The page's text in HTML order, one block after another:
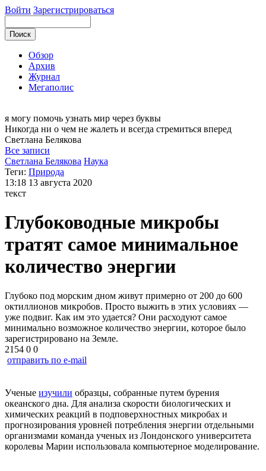
Войти Зарегистрироваться
Обзор
Архив
Журнал
Мегаполис
я могу помочь узнать мир через буквы
Никогда ни о чем не жалеть и всегда стремиться вперед
Светлана Белякова
Все записи
Светлана Белякова Наука
Теги: Природа
13:18 13 августа 2020
текст
Глубоководные микробы
тратят самое минимальное
количество энергии
Глубоко под морским дном живут примерно от 200 до 600
октиллионов микробов. Просто выжить в этих условиях —
уже подвиг. Как им это удается? Они расходуют самое
минимально возможное количество энергии, которое было
зарегистрировано на Земле.
2154 0 0
отправить по e-mail
Ученые изучили образцы, собранные путем бурения
океанского дна. Для анализа скорости биологических и
химических реакций в подповерхностных микробах и
прогнозирования уровней потребления энергии отдельными
организмами команда ученых из Лондонского университета
королевы Марии использовала компьютерное моделирование.